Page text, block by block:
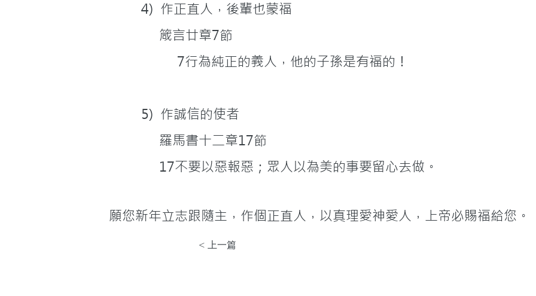
         4)  作正直人，後輩也蒙福
              箴言廿章7節
                   7行為純正的義人，他的子孫是有福的！
         5)  作誠信的使者
              羅馬書十二章17節
              17不要以惡報惡；眾人以為美的事要留心去做。
願您新年立志跟隨主，作個正直人，以真理愛神愛人，上帝必賜福給您。
< 上一篇